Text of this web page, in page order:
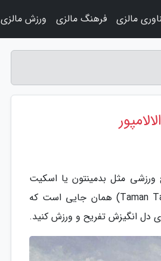
ورزشی مثل بدمینتون یا اسکیت
سواری، ان هم در قلب کوالالامپور مالی، پارک تامان تاسیک تیتوانگزا (Taman Tasik Titiwangsa) همان جایی است که
دل انگیزش تفریح و ورزش کنید.
مالزی فرهنگ مالزی ورزش مالزی